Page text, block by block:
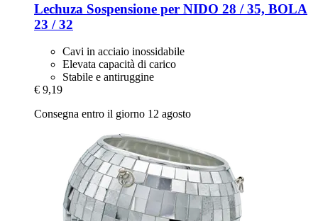
Lechuza Sospensione per NIDO 28 / 35, BOLA
23 / 32
Cavi in acciaio inossidabile
Elevata capacità di carico
Stabile e antiruggine
€ 9,19
Consegna entro il giorno 12 agosto